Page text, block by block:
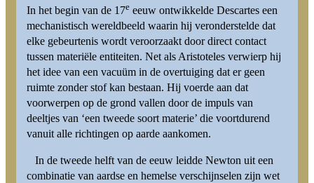
In het begin van de 17e eeuw ontwikkelde Descartes een
mechanistisch wereldbeeld waarin hij veronderstelde dat
elke gebeurtenis wordt veroorzaakt door direct contact
tussen materiële entiteiten. Net als Aristoteles verwierp hij
het idee van een vacuüm in de overtuiging dat er geen
ruimte zonder stof kan bestaan. Hij voerde aan dat
voorwerpen op de grond vallen door de impuls van
deeltjes van ‘een tweede soort materie’ die voortdurend
vanuit alle richtingen op aarde aankomen.
In de tweede helft van de eeuw leidde Newton uit een
combinatie van aardse en hemelse verschijnselen zijn wet